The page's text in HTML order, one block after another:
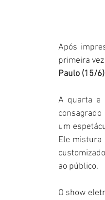
Após
primeira
Paulo (15/
A quarta e
um
Ele mistura
ao público.
O show